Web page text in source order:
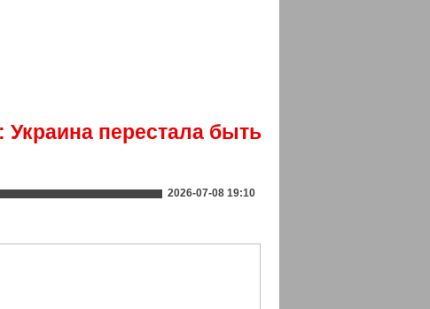
перестала быть
2026-07-08 19:10